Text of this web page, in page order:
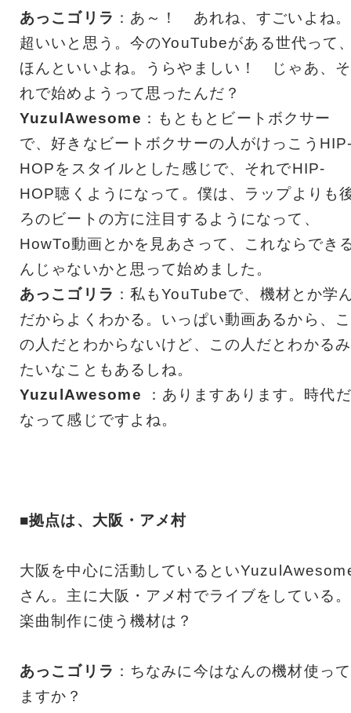
あっこゴリラ ：あ～！ あれね、すごいよね。
超いいと思う。今のYouTubeがある世代って
ほんといいよね。うらやましい！ じゃあ、そ
れで始めようって思ったんだ？
YuzulAwesome ：もともとビートボクサー
で、好きなビートボクサーの人がけっこう
HOPをスタイルとした感じで、それでHIP-
HOP聴くようになって。僕は、ラップよりも
ろのビートの方に注目するようになって、
HowTo動画とかを見あさって、これならでき
んじゃないかと思って始めました。
あっこゴリラ ：私もYouTubeで、機材とか学
だからよくわかる。いっぱい動画あるから、こ
の人だとわからないけど、この人だとわかるみ
たいなこともあるしね。
YuzulAwesome
：ありますあります。時代だ
なって感じですよね。
■拠点は、大阪・アメ村
大阪を中心に活動しているとい
さん。主に大阪・アメ村でライブをしている。
楽曲制作に使う機材は？
あっこゴリラ ：ちなみに今はなんの機材使って
ますか？